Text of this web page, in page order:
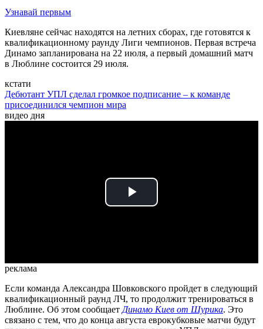
Узнавай первым
Киевляне сейчас находятся на летних сборах, где готовятся к
квалификационному раунду Лиги чемпионов. Первая встреча
Динамо запланирована на 22 июля, а первый домашний матч
в Люблине состоится 29 июля.
кстати
Дебютант УПЛ сделал громкое подписание – к команде
присоединился чемпион мира
видео дня
Play
реклама
Если команда Александра Шовковского пройдет в следующий
квалификационный раунд ЛЧ, то продолжит тренироваться в
Люблине. Об этом сообщает Динамо Киев от Шурика. Это
связано с тем, что до конца августа еврокубковые матчи будут